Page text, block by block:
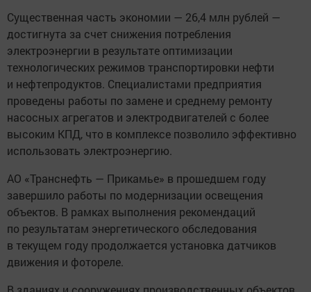
Существенная часть экономии — 26,4 млн рублей —
достигнута за счет снижения потребления
электроэнергии в результате оптимизации
технологических режимов транспортировки нефти
и нефтепродуктов. Специалистами предприятия
проведены работы по замене и среднему ремонту
насосных агрегатов и электродвигателей с более
высоким КПД, что в комплексе позволило эффективно
использовать электроэнергию.
АО «Транснефть — Прикамье» в прошедшем году
завершило работы по модернизации освещения
объектов. В рамках выполнения рекомендаций
по результатам энергетического обследования
в текущем году продолжается установка датчиков
движения и фотореле.